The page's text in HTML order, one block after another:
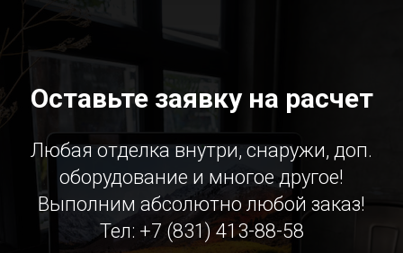
Оставьте заявку на расчет
Любая отделка внутри, снаружи, доп.
оборудование и многое другое!
Выполним абсолютно любой заказ!
Тел: +7 (831) 413-88-58